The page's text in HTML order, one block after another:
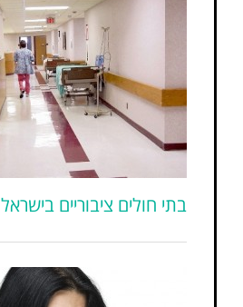
בתי חולים ציבוריים בישראל